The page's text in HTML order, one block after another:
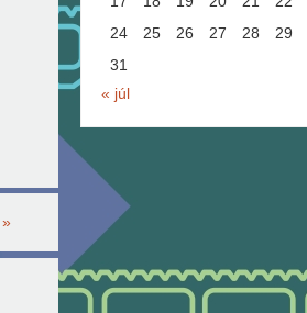
»
24
25 26 27 28 29
31
« júl